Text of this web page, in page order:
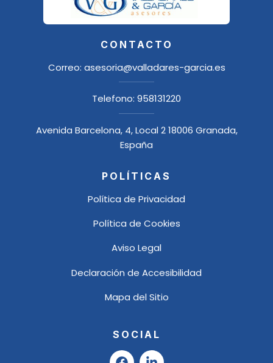
CONTACTO
Correo: asesoria@valladares-garcia.es
Telefono: 958131220
Avenida Barcelona, 4, Local 2 18006 Granada,
España
POLÍTICAS
Política de Privacidad
Política de Cookies
Aviso Legal
Declaración de Accesibilidad
Mapa del Sitio
SOCIAL
F
L